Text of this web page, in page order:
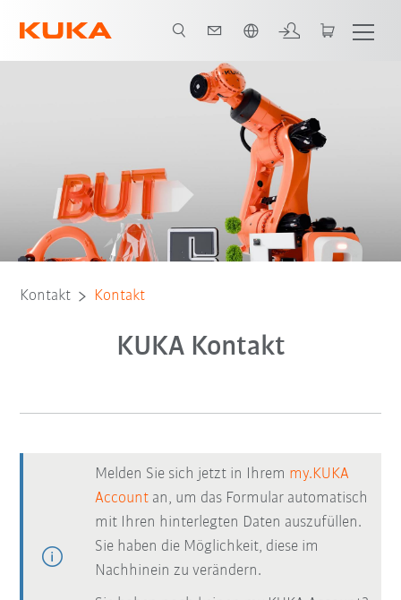
Kontakt Kontakt
KUKA Kontakt
Melden Sie sich jetzt in Ihrem my.KUKA
Account an, um das Formular automatisch
mit Ihren hinterlegten Daten auszufüllen.
Sie haben die Möglichkeit, diese im
Nachhinein zu verändern.